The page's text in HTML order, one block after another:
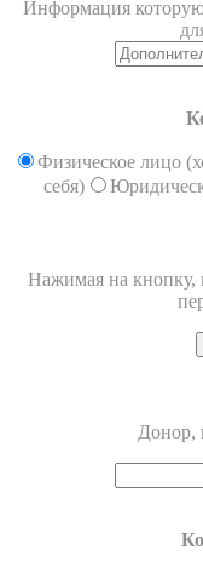
Информация
Физическое лицо
себя)
Нажимая на кнопку,
Донор,